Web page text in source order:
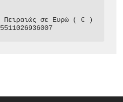
Πειραιώς σε Ευρώ ( € )